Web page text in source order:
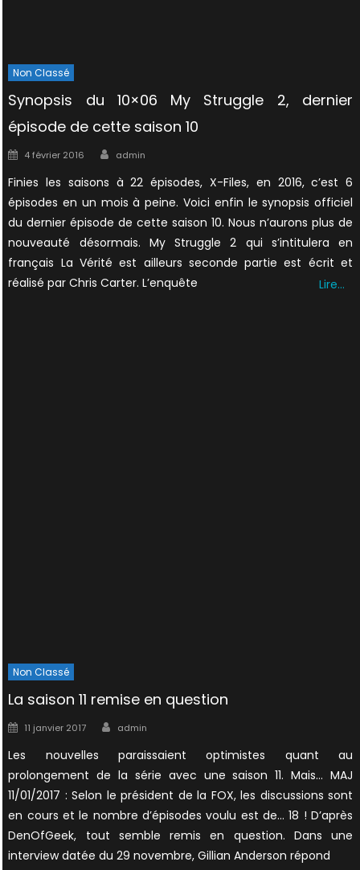
Non Classé
Synopsis du 10×06 My Struggle 2, dernier
épisode de cette saison 10
Posted
4 février 2016 Author
admin
Finies les saisons à 22 épisodes, X-Files, en 2016, c’est 6
épisodes en un mois à peine. Voici enfin le synopsis officiel
du dernier épisode de cette saison 10. Nous n’aurons plus de
nouveauté désormais. My Struggle 2 qui s’intitulera en
français La Vérité est ailleurs seconde partie est écrit et
réalisé par Chris Carter. L’enquête
Lire…
Non Classé
La saison 11 remise en question
Posted
11 janvier 2017 Author
admin
Les nouvelles paraissaient optimistes quant au
prolongement de la série avec une saison 11. Mais… MAJ
11/01/2017 : Selon le président de la FOX, les discussions sont
en cours et le nombre d’épisodes voulu est de… 18 ! D’après
DenOfGeek, tout semble remis en question. Dans une
interview datée du 29 novembre, Gillian Anderson répond